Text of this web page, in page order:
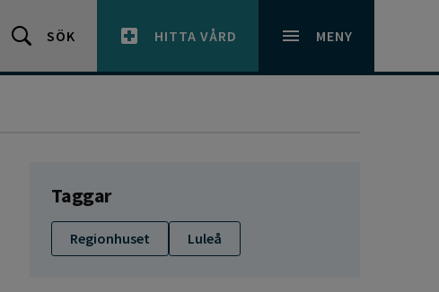
SÖK HITTA VÅRD MENY
Taggar
Regionhuset Luleå